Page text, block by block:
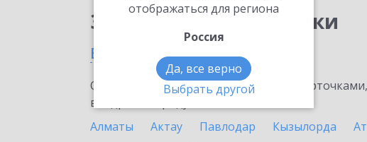
отображаться для региона
Россия
Да, все верно
Выбрать другой
Заказать 1СПАРК Риски
в Каскелене
Ознакомьтесь с информационными
внедрение продукта.
Алматы
Актау Павлодар Кызылорда